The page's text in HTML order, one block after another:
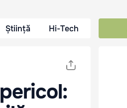
Știință Hi-Tech